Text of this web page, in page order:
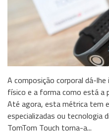
A composição corporal dá-
físico e a forma como está a
Até agora, esta métrica tem
especializadas ou tecnologia
TomTom Touch torna-a...